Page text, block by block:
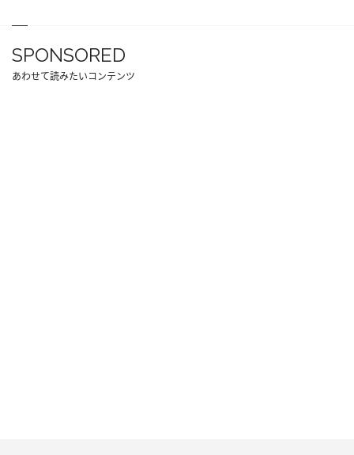
SPONSORED
あわせて読みたいコンテンツ